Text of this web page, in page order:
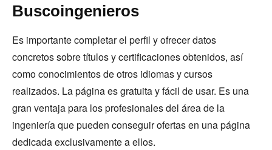
Buscoingenieros
Es importante completar el perfil y ofrecer datos
concretos sobre títulos y certificaciones obtenidos, así
como conocimientos de otros idiomas y cursos
realizados. La página es gratuita y fácil de usar. Es una
gran ventaja para los profesionales del área de la
ingeniería que pueden conseguir ofertas en una página
dedicada exclusivamente a ellos.